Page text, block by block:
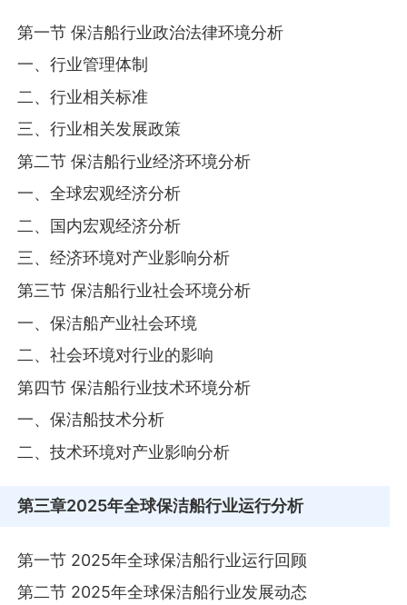
第一节 保洁船行业政治法律环境分析
一、行业管理体制
二、行业相关标准
三、行业相关发展政策
第二节 保洁船行业经济环境分析
一、全球宏观经济分析
二、国内宏观经济分析
三、经济环境对产业影响分析
第三节 保洁船行业社会环境分析
一、保洁船产业社会环境
二、社会环境对行业的影响
第四节 保洁船行业技术环境分析
一、保洁船技术分析
二、技术环境对产业影响分析
第三章2025年全球保洁船行业运行分析
第一节 2025年全球保洁船行业运行回顾
第二节 2025年全球保洁船行业发展动态